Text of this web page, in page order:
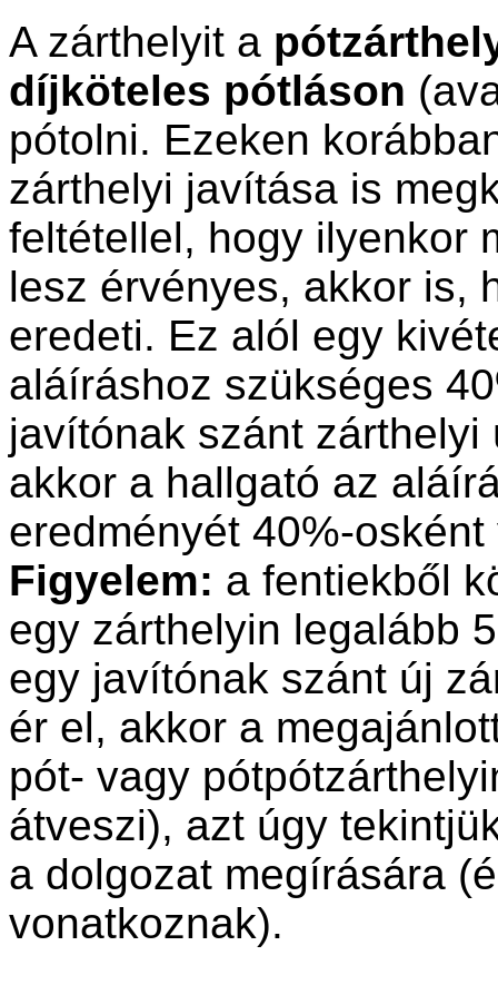
A zárthelyit a
díjköteles pótláson
pótolni. Ezeken
zárthelyi javítása is
feltétellel, hogy ilyenkor
lesz érvényes, akkor is,
eredeti. Ez alól egy
aláíráshoz szükséges
javítónak szánt
akkor a hallgató az
eredményét 40%-
Figyelem: a fentiekből
egy zárthelyin legalább
egy javítónak szánt új
ér el, akkor a
pót- vagy
átveszi), azt úgy
a dolgozat megírására
vonatkoznak).